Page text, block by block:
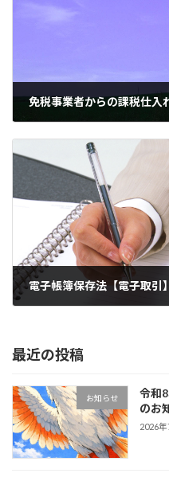
電子帳簿保存法【電子取引
最近の投稿
お知らせ
令和
のお
2026